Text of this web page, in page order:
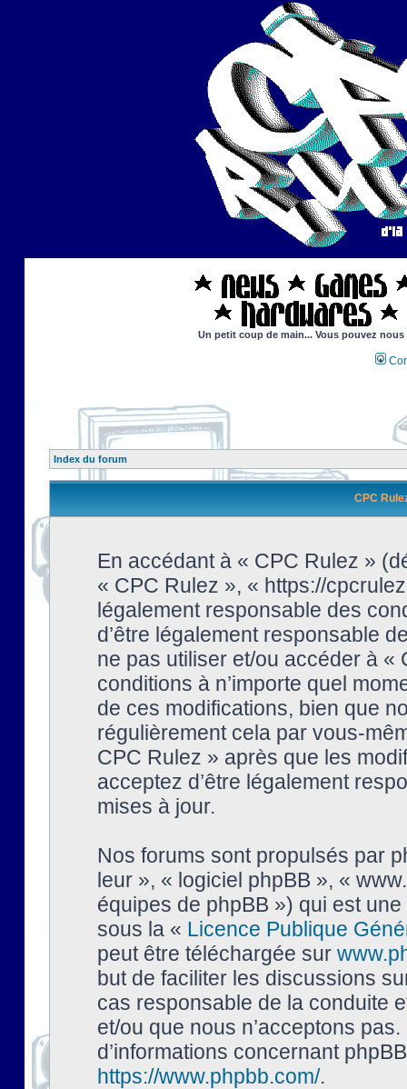
Un petit coup de main... Vous pouvez
Index du forum
CPC
En accédant à « CPC Rulez »
« CPC Rulez », « https://
légalement responsable des
d’être légalement responsable
ne pas utiliser et/ou accéder à
conditions à n’importe quel
de ces modifications, bien que
régulièrement cela par vous-
CPC Rulez » après que les
acceptez d’être légalement
mises à jour.
Nos forums sont propulsés par
leur », « logiciel phpBB », «
équipes de phpBB ») qui est
sous la « Licence Publique
peut être téléchargée sur
but de faciliter les discussions
cas responsable de la conduite
et/ou que nous n’acceptons
d’informations concernant
https://www.phpbb.com/.